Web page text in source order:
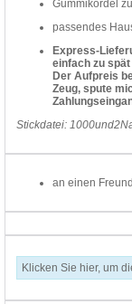
Gummikordel
passendes
Express-
einfach zu
Der Aufpreis
Zeug, spute
Stickdatei:
an einen
Klicken Sie hier, um